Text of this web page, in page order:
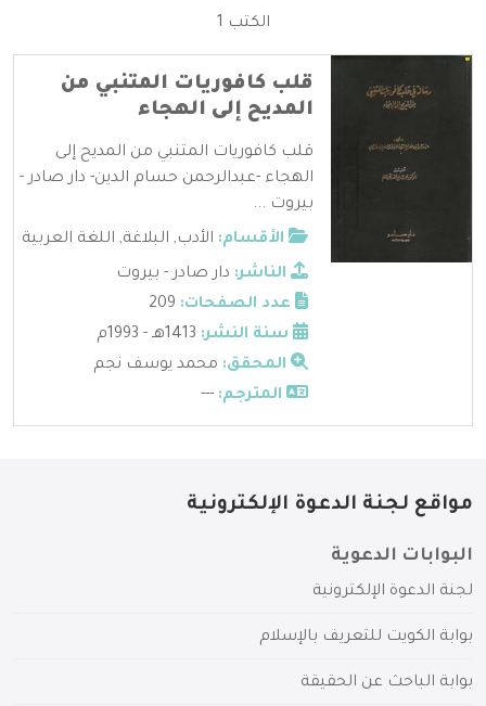
الكتب 1
قلب كافوريات المتنبي من
المديح إلى الهجاء
قلب كافوريات المتنبي من المديح إلى
الهجاء -عبدالرحمن حسام الدين- دار صادر -
بيروت ...
الأقسام: الأدب, البلاغة, اللغة العربية
الناشر: دار صادر - بيروت
عدد الصفحات:
سنة النشر:
المحقق: محمد يوسف نجم
المترجم: ---
مواقع لجنة الدعوة الإلكترونية
البوابات الدعوية
لجنة الدعوة الإلكترونية
بوابة الكويت للتعريف بالإسلام
بوابة الباحث عن الحقيقة